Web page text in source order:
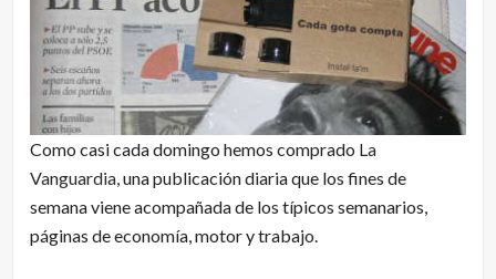
Como casi cada domingo hemos comprado La
Vanguardia, una publicación diaria que los fines de
semana viene acompañada de los típicos semanarios,
páginas de economía, motor y trabajo.